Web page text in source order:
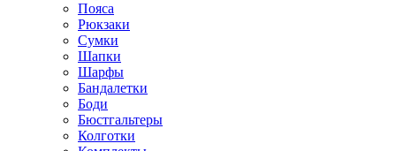
Пояса
Рюкзаки
Сумки
Шапки
Шарфы
Бандалетки
Боди
Бюстгальтеры
Колготки